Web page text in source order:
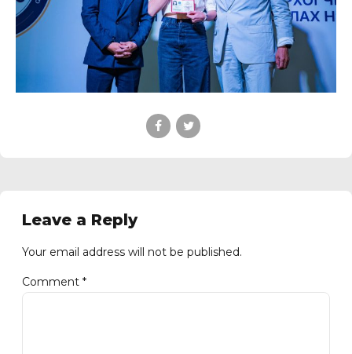
Leave a Reply
Your email address will not be published.
Comment *